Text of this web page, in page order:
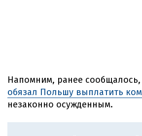
Напомним, ранее сообщалось,
обязал Польшу выплатить
незаконно осужденным.